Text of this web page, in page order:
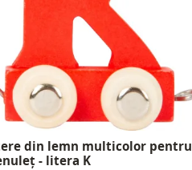
din lemn multicolor pentru
- litera K